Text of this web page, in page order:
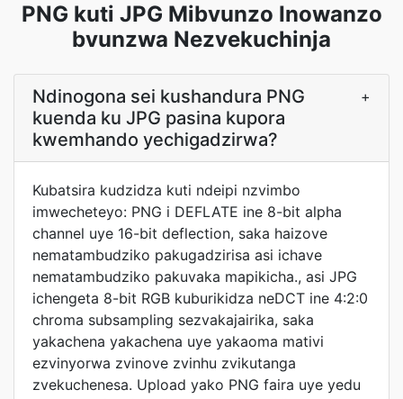
PNG kuti JPG Mibvunzo Inowanzo
bvunzwa Nezvekuchinja
Ndinogona sei kushandura PNG
kuenda ku JPG pasina kupora
kwemhando yechigadzirwa?
+
Kubatsira kudzidza kuti ndeipi nzvimbo
imwecheteyo: PNG i DEFLATE ine 8-bit alpha
channel uye 16-bit deflection, saka haizove
nematambudziko pakugadzirisa asi ichave
nematambudziko pakuvaka mapikicha., asi JPG
ichengeta 8-bit RGB kuburikidza neDCT ine 4:2:0
chroma subsampling sezvakajairika, saka
yakachena yakachena uye yakaoma mativi
ezvinyorwa zvinove zvinhu zvikutanga
zvekuchenesa. Upload yako PNG faira uye yedu